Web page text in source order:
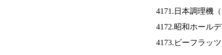
4171.日本調理機（
4172.昭和ホール
4173.ビーフラッ